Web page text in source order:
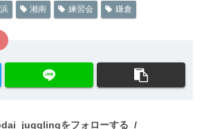
湘南 練習会 鎌倉
をフォローする